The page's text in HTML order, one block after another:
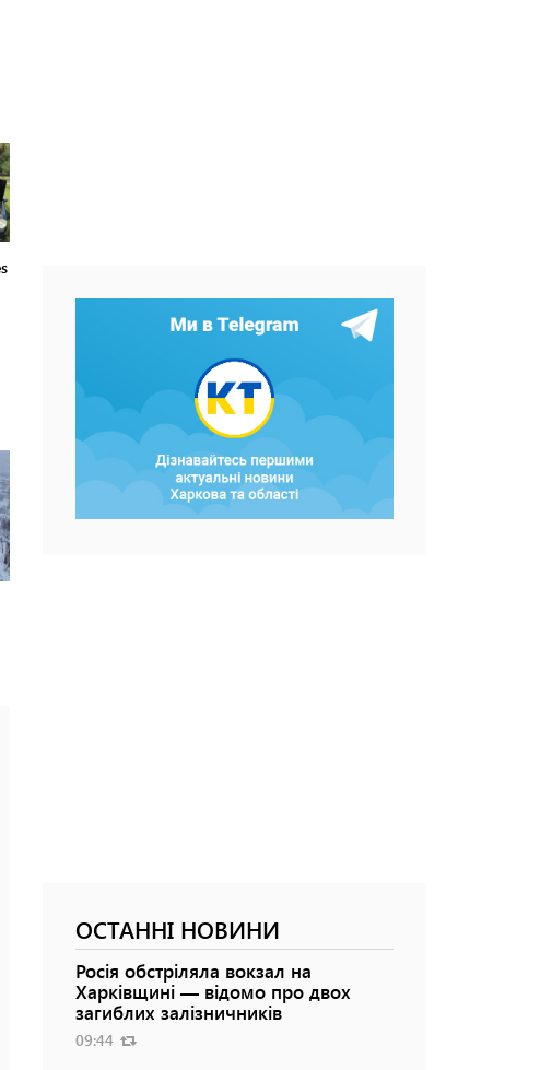
ОСТАННІ НОВИНИ
Росія обстріляла вокзал на
Харківщині — відомо про двох
загиблих залізничників
09:44